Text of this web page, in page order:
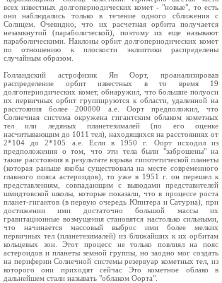
всех известных долгопериодических комет - "новые", то есть
они наблюдались только в течение одного сближения с
Солнцем. Очевидно, что их расчетная орбита получается
незамкнутой (параболической), поэтому их еще называют
параболическими. Наклоны орбит долгопериодических комет
по отношению к плоскости эклиптики распределены
случайным образом.
Голландский астрофизик Ян Оорт, проанализировав
распределение орбит известных в то время 19
долгопериодических комет, обнаружил, что большие полуоси
их первичных орбит группируются к области, удаленной на
расстояния более 200000 а.е. Оорт предположил, что
Солнечная система окружена гигантским облаком кометных
тел или ледяных планетезималей (по его оценке
насчитывающим до 1011 тел), находящихся на расстояниях от
2*104 до 2*105 а.е. Если в 1950 г. Оорт исходил из
предположения о том, что эти тела были "заброшены" на
такие расстояния в результате взрыва гипотетической планеты
(которая раньше якобы существовала на месте современного
главного пояса астероидов), то уже в 1951 г. он перешел к
представлениям, совпадающим с выводами представителей
шмидтовской школы, которые показали, что в процессе роста
планет-гигантов (в первую очередь Юпитера и Сатурна), при
достижении ими достаточно большой массы их
гравитационные возмущения становятся настолько сильными,
что начинается массовый выброс ими более мелких
первичных тел (планетезималей) из ближайших к их орбитам
кольцевых зон. Этот процесс не только повлиял на пояс
астероидов и планеты земной группы, но заодно мог создать
на периферии Солнечной системы резервуар кометных тел, из
которого они приходят сейчас Это кометное облако в
дальнейшем стали называть "облаком Оорта".